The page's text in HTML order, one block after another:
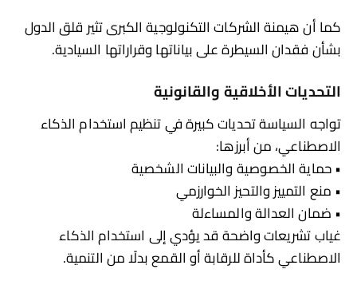
كما أن هيمنة الشركات التكنولوجية الكبرى تثير قلق الدول
بشأن فقدان السيطرة على بياناتها وقراراتها السيادية.
التحديات الأخلاقية والقانونية
تواجه السياسة تحديات كبيرة في تنظيم استخدام الذكاء
الاصطناعي، من أبرزها:
• حماية الخصوصية والبيانات الشخصية
• منع التمييز والتحيز الخوارزمي
• ضمان العدالة والمساءلة
غياب تشريعات واضحة قد يؤدي إلى استخدام الذكاء
الاصطناعي كأداة للرقابة أو القمع بدلًا من التنمية.